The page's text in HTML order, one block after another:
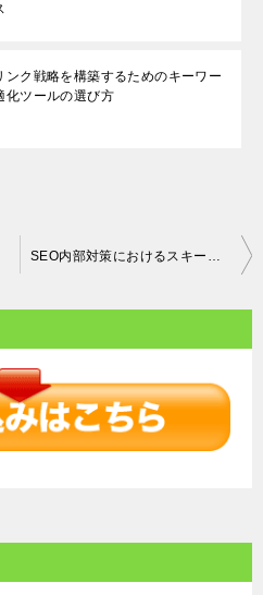
ンク戦略を構築するためのキーワー
化ツールの選び方
SEO内部対策におけるスキーママークアップの重要性と最適な活用法